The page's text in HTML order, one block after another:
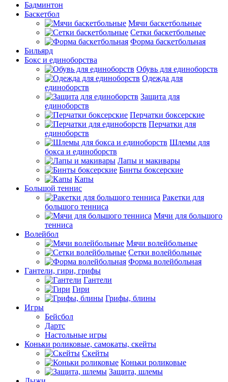
Бадминтон
Баскетбол
Мячи баскетбольные
Сетки баскетбольные
Форма баскетбольная
Бильярд
Бокс и единоборства
Обувь для единоборств
Одежда для
единоборств
Защита для
единоборств
Перчатки боксерские
Перчатки для
единоборств
Шлемы для
бокса и единоборств
Лапы и макивары
Бинты боксерские
Капы
Большой теннис
Ракетки для
большого тенниса
Мячи для большого
тенниса
Волейбол
Мячи волейбольные
Сетки волейбольные
Форма волейбольная
Гантели, гири, грифы
Гантели
Гири
Грифы, блины
Игры
Бейсбол
Дартс
Настольные игры
Коньки роликовые, самокаты, скейты
Скейты
Коньки роликовые
Защита, шлемы